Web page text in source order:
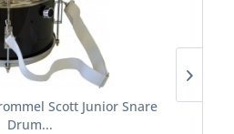
Scott Junior Snare
Drum...